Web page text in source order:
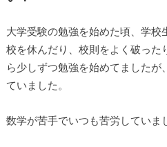
大学受験の勉強を始めた頃、学校
校を休んだり、校則をよく破った
ら少しずつ勉強を始めてましたが
ていました。
数学が苦手でいつも苦労していま